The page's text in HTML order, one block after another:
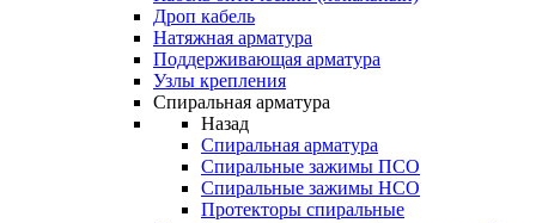
Дроп кабель
Натяжная арматура
Поддерживающая арматура
Узлы крепления
Спиральная арматура
Назад
Спиральная арматура
Спиральные зажимы ПСО
Спиральные зажимы НСО
Протекторы спиральные